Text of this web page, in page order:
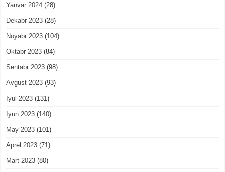
Yanvar 2024 (28)
Dekabr 2023 (28)
Noyabr 2023 (104)
Oktabr 2023 (84)
Sentabr 2023 (98)
Avgust 2023 (93)
Iyul 2023 (131)
Iyun 2023 (140)
May 2023 (101)
Aprel 2023 (71)
Mart 2023 (80)